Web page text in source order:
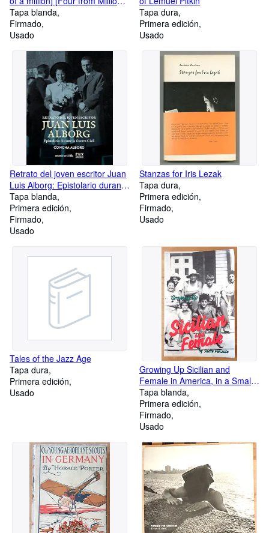
A Tragedy in 5 Acts with
Epilogue]
Tapa blanda
Firmado
Usado
Tapa dura
Primera edición
Usado
Retrato del joven escritor Juan
Luis Alborg: Epistolario durante
la Guerra Civil
Tapa blanda
Primera edición
Firmado
Usado
Stanzas for Iris Lezak
Tapa dura
Primera edición
Firmado
Usado
Tales of the Jazz Age
Tapa dura
Primera edición
Usado
Growing Up Sicilian and
Female in America, in a Small
Town, in the Thirties
Tapa blanda
Primera edición
Firmado
Usado